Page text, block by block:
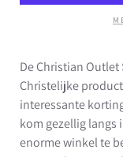
De Christian
Christelijke
interessante
kom gezellig langs
enorme winkel te